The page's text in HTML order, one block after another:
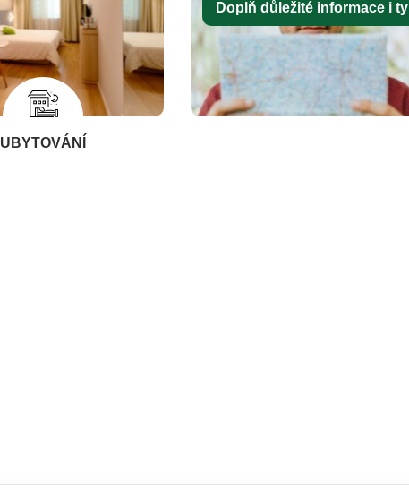
UBYTOVÁNÍ
Doplň důležité informace i ty